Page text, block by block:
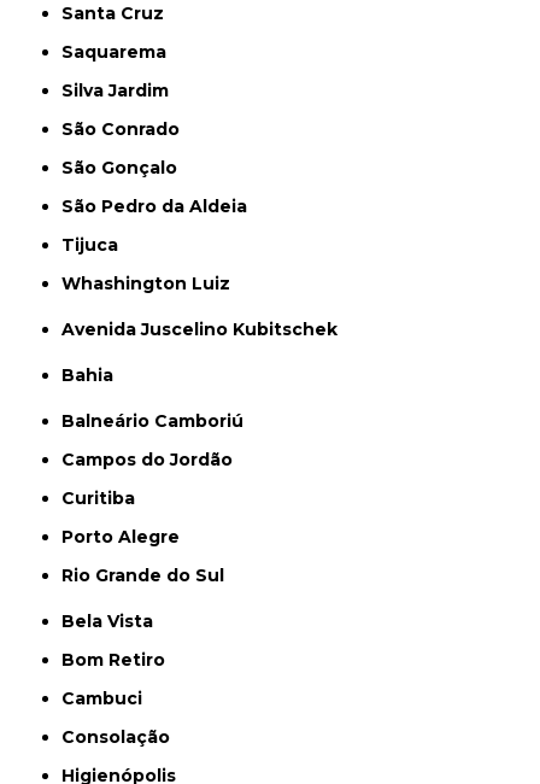
Santa Cruz
Saquarema
Silva Jardim
São Conrado
São Gonçalo
São Pedro da Aldeia
Tijuca
Whashington Luiz
Avenida Juscelino Kubitschek
Bahia
Balneário Camboriú
Campos do Jordão
Curitiba
Porto Alegre
Rio Grande do Sul
Bela Vista
Bom Retiro
Cambuci
Consolação
Higienópolis